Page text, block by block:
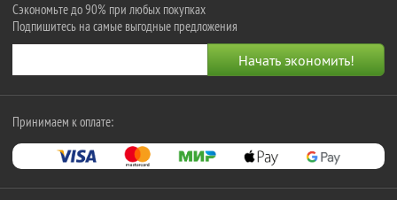
Сэкономьте до 90% при любых покупках
Подпишитесь на самые выгодные предложения
Принимаем к оплате: